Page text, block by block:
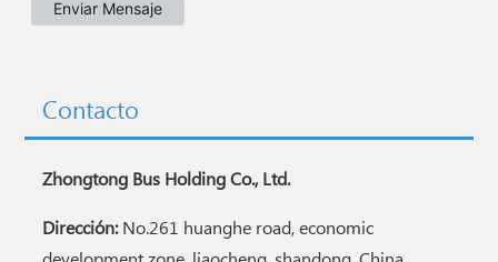
Contacto
Zhongtong Bus Holding Co., Ltd.
Dirección:No.261 huanghe road, economic